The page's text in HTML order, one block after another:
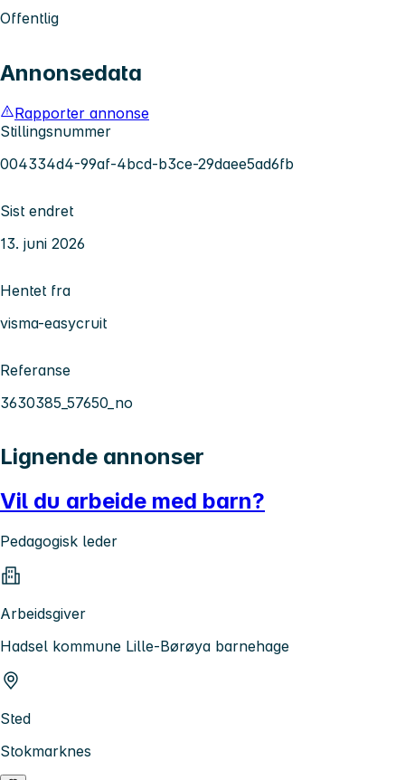
Offentlig
Annonsedata
Rapporter annonse
Stillingsnummer
004334d4-99af-4bcd-b3ce-29daee5ad6fb
Sist endret
13. juni 2026
Hentet fra
visma-easycruit
Referanse
3630385_57650_no
Lignende annonser
Vil du arbeide med barn?
Pedagogisk leder
Arbeidsgiver
Hadsel kommune Lille-Børøya barnehage
Sted
Stokmarknes